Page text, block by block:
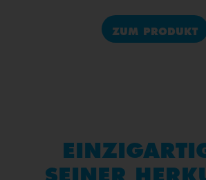
ZUM PRODUKT
SEINER